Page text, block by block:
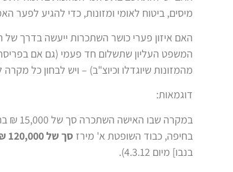
מיסים, ביטוח לאומי ומזונות, כדי להגיע לפער
האם איזון פערי כושר השתכרות ייעשה בדרך
המשפט העליון שתשלום חד פעמי (גם אם
מהמזונות שיוגדלו וכיוצ"ב) – ויש לבחון כל מקרה
דוגמאות:
במקרה שבו האישה השתכרה סך של 15,000 ₪ בחודש ואילו הבעל השתכר סך של 50,000 ₪, פסק
בחיפה, כבוד השופטת א' מירז סך של 120,000 ₪
בנבו] מיום 4.3.12).